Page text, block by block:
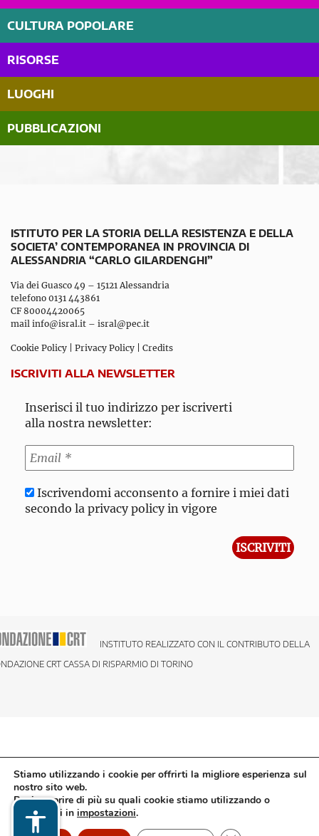
CULTURA POPOLARE
RISORSE
LUOGHI
PUBBLICAZIONI
ISTITUTO PER LA STORIA DELLA RESISTENZA E DELLA
SOCIETA’ CONTEMPORANEA IN PROVINCIA DI
ALESSANDRIA “CARLO GILARDENGHI”
Via dei Guasco 49 – 15121 Alessandria
telefono 0131 443861
CF 80004420065
mail info@isral.it – isral@pec.it
Cookie Policy Privacy Policy Credits
ISCRIVITI ALLA NEWSLETTER
Inserisci il tuo indirizzo per iscriverti
alla nostra newsletter:
Iscrivendomi acconsento a fornire i miei dati
secondo la privacy policy in vigore
INSTITUTO REALIZZATO CON IL CONTRIBUTO DELLA
CRT CASSA DI RISPARMIO DI TORINO
Stiamo utilizzando i cookie per offrirti la migliore esperienza sul
nostro sito web.
Puoi scoprire di più su quali cookie stiamo utilizzando o
disattivarli in impostazioni.